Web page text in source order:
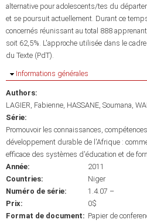
alternative pour adolescents/tes du
et se poursuit actuellement. Durant ce
concernés réunissant au total 888
soit 62,5%. L'approche utilisée dans le
du Texte (PdT).
Masquer
Informations générales
Authors:
LAGIER, Fabienne HASSANE, Soumana
Série:
Promouvoir les connaissances,
développement durable de l'Afrique :
efficace des systèmes d'éducation et de
Année:
2011
Countries:
Niger
Numéro de série:
1.4.07 –
Prix:
0$
Format de document: Papier de